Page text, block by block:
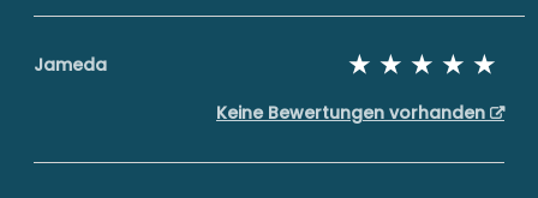
Jameda
Keine Bewertungen vorhanden